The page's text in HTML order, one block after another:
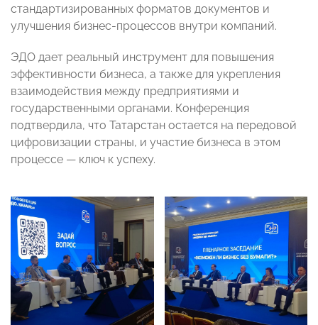
стандартизированных форматов документов и
улучшения бизнес-процессов внутри компаний.
ЭДО дает реальный инструмент для повышения
эффективности бизнеса, а также для укрепления
взаимодействия между предприятиями и
государственными органами. Конференция
подтвердила, что Татарстан остается на передовой
цифровизации страны, и участие бизнеса в этом
процессе — ключ к успеху.